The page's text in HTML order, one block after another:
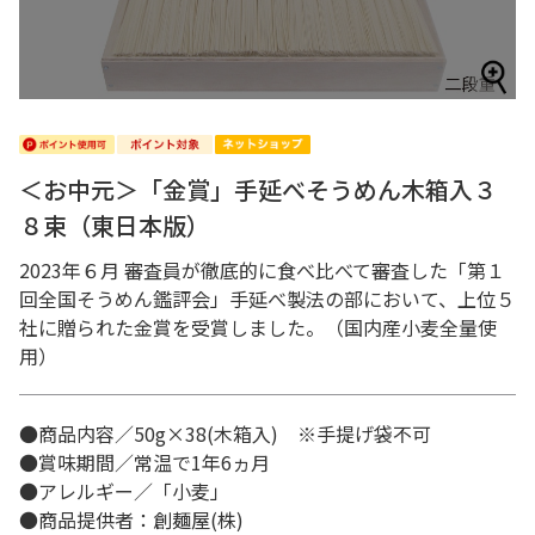
＜お中元＞「金賞」手延べそうめん木箱入３
８束（東日本版）
2023年６月 審査員が徹底的に食べ比べて審査した「第１
回全国そうめん鑑評会」手延べ製法の部において、上位５
社に贈られた金賞を受賞しました。（国内産小麦全量使
用）
●商品内容／50g×38(木箱入) ※手提げ袋不可
●賞味期間／常温で1年6ヵ月
●アレルギー／「小麦」
●商品提供者：創麺屋(株)